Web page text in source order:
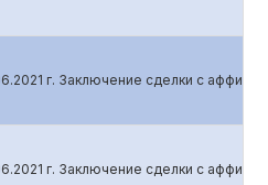
г. Заключение сделки с
г. Заключение сделки с